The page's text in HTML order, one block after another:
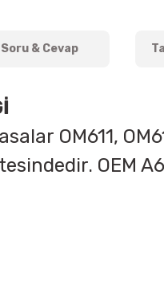
Soru & Cevap
OM611,
OEM